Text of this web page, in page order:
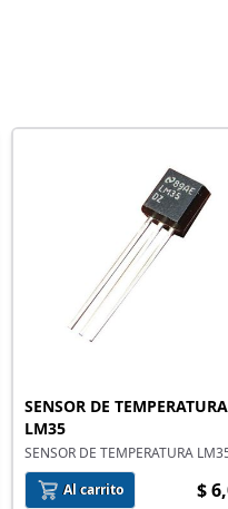
SENSOR DE TEMPERATURA
LM35
SENSOR DE TEMPERATURA
Al carrito
$